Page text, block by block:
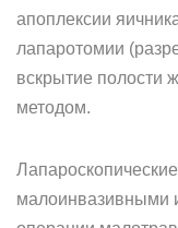
апоплексии
лапаротомии
вскрытие полости
методом.
малоинвазивными